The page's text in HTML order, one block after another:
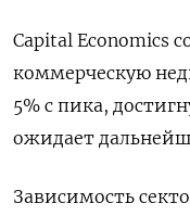
Capital Economics
коммерческую
5% с пика,
ожидает
Зависимость